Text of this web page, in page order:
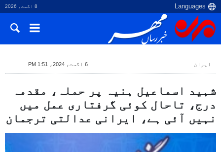
8 اگست، 2026
ایران 6 اگست، 2024، 1:51 PM
شہید اسماعیل ہنیہ پر حملہ، مقدمہ
درج، تاحال کوئی گرفتاری عمل میں
نہیں آئی ہے، ایرانی عدالتی ترجمان